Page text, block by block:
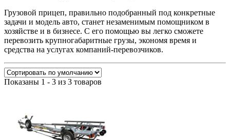
Грузовой прицеп, правильно подобранный под конкретные
задачи и модель авто, станет незаменимым помощником в
хозяйстве и в бизнесе. С его помощью вы легко сможете
перевозить крупногабаритные грузы, экономя время и
средства на услугах компаний-перевозчиков.
Показаны 1 - 3 из 3 товаров